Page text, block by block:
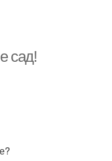
сад!